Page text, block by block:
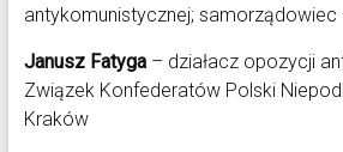
antykomunistycznej; samorządowiec
Janusz Fatyga– działacz opozycji
Związek Konfederatów Polski
Kraków